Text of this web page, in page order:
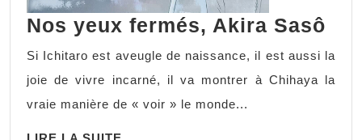
Nos yeux fermés, Akira Sasô
Si Ichitaro est aveugle de naissance, il est aussi la
joie de vivre incarné, il va montrer à Chihaya la
vraie manière de « voir » le monde...